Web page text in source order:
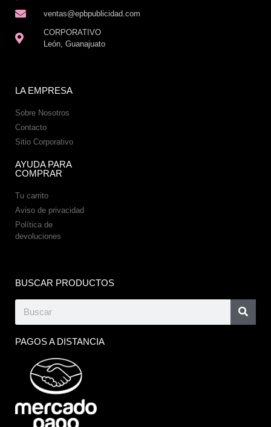
ventas@epbpublicidad.com
CORPORATIVO
León, Guanajuato
LA EMPRESA
Sobre Nosotros
Contacto
Sitio Corporativo
AYUDA PARA
COMPRAR
Tu carrito
Aviso de privacidad
Política de
devoluciones
BUSCAR PRODUCTOS
PAGOS A DISTANCIA